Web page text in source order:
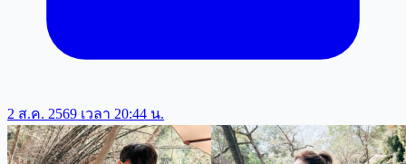
2 ส.ค. 2569 เวลา 20:44 น.